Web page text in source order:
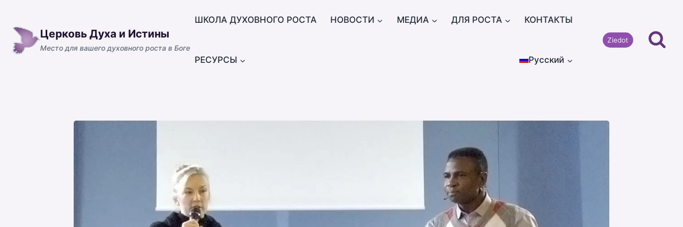
содержимомуЦерковь Духа и Истины
Место для вашего духовного роста в Боге
ШКОЛА ДУХОВНОГО РОСТА НОВОСТИ МЕДИА ДЛЯ РОСТА КОНТАКТЫ
РЕСУРСЫ Русский
Ziedot